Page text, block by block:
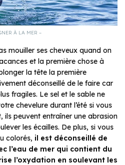
À LA MER –
mouiller ses cheveux quand on
et la première chose à
la tête la première
déconseillé de le faire car
fragiles. Le sel et le sable ne
chevelure durant l’été si vous
ils peuvent entraîner une abrasion
les écailles. De plus, si vous
colorés, il est déconseillé de
l’eau de mer qui contient du
l’oxydation en soulevant les